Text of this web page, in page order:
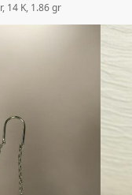
14 K, 1.86 gr